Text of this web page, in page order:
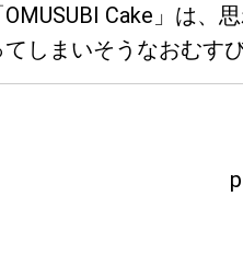
OMUSUBI Cake」は、
てしまいそうなおむす